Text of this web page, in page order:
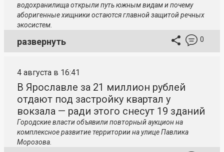
водохранилища открыли путь южным видам и почему
аборигенные хищники остаются главной защитой речных
экосистем.
развернуть 0
4 августа в 16:41
В Ярославле за 21 миллион рублей
отдают под застройку квартал у
вокзала — ради этого снесут 19 зданий
Городские власти объявили повторный аукцион на
комплексное развитие территории на улице Павлика
Морозова.